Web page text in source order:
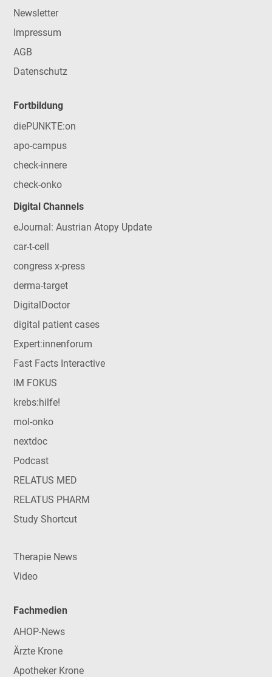
Newsletter
Impressum
AGB
Datenschutz
Fortbildung
diePUNKTE:on
apo-campus
check-innere
check-onko
Digital Channels
eJournal: Austrian Atopy Update
car-t-cell
congress x-press
derma-target
DigitalDoctor
digital patient cases
Expert:innenforum
Fast Facts Interactive
IM FOKUS
krebs:hilfe!
mol-onko
nextdoc
Podcast
RELATUS MED
RELATUS PHARM
Study Shortcut
Therapie News
Video
Fachmedien
AHOP-News
Ärzte Krone
Apotheker Krone